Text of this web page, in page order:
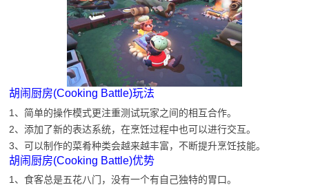
胡闹厨房(Cooking Battle)玩法
1、简单的操作模式更注重测试玩家之间的相互合作。
2、添加了新的表达系统，在烹饪过程中也可以进行交互。
3、可以制作的菜肴种类会越来越丰富，不断提升烹饪技能。
胡闹厨房(Cooking Battle)优势
1、食客总是五花八门，没有一个有自己独特的胃口。